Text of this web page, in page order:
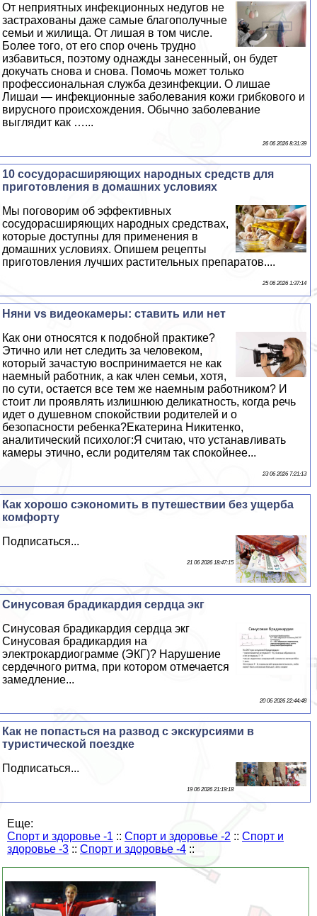
От неприятных инфекционных недугов не
застрахованы даже самые благополучные
семьи и жилища. От лишая в том числе.
Более того, от его спор очень трудно
избавиться, поэтому однажды занесенный, он будет
докучать снова и снова. Помочь может только
профессиональная служба дезинфекции. О лишае
Лишаи — инфекционные заболевания кожи грибкового и
вирусного происхождения. Обычно заболевание
выглядит как …...
26 06 2026 8:31:39
10 сосудорасширяющих народных средств для
приготовления в домашних условиях
Мы поговорим об эффективных
сосудорасширяющих народных средствах,
которые доступны для применения в
домашних условиях. Опишем рецепты
приготовления лучших растительных препаратов....
25 06 2026 1:37:14
Няни vs видеокамеры: ставить или нет
Как они относятся к подобной пpaктике?
Этично или нет следить за человеком,
который зачастую воспринимается не как
наемный работник, а как члeн семьи, хотя,
по сути, остается все тем же наемным работником? И
стоит ли проявлять излишнюю деликатность, когда речь
идет о душевном спокойствии родителей и о
безопасности ребенка?Екатерина Никитенко,
аналитический психолог:Я считаю, что устанавливать
камеры этично, если родителям так спокойнее...
23 06 2026 7:21:13
Как хорошо сэкономить в путешествии без ущерба
комфорту
Подписаться...
21 06 2026 18:47:15
Синусовая брадикардия сердца экг
Синусовая брадикардия сердца экг
Синусовая брадикардия на
электрокардиограмме (ЭКГ)? Нарушение
сердечного ритма, при котором отмечается
замедление...
20 06 2026 22:44:48
Как не попасться на развод с экскурсиями в
туристической поездке
Подписаться...
19 06 2026 21:19:18
Еще:
Спорт и здоровье -1 :: Спорт и здоровье -2 :: Спорт и
здоровье -3 :: Спорт и здоровье -4 ::